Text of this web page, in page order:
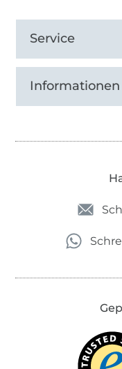
Service
Informationen